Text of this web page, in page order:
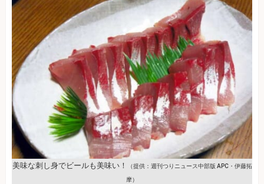
美味な刺し身でビールも美味い！ （提供：週刊つりニュース中部版 APC・伊藤拓
摩）